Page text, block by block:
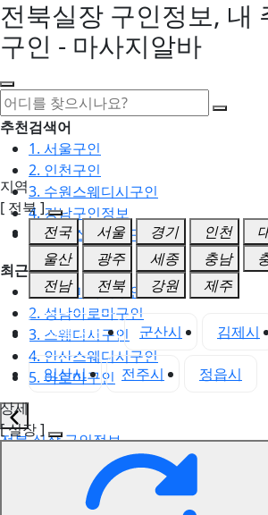
전북실장 구인정보, 내
구인 - 마사지알바
추천검색어
1. 서울구인
2. 인천구인
3. 수원스웨디시구인
4. 강남구인정보
5. 동탄스웨디시구인
최근검색어
1. 일산마사지구인
2. 성남아로마구인
3. 스웨디시구인
4. 안산스웨디시구인
5. 아로마구인
전북 실장 구인정보
지역
[ 전북 ]
전국
서울 경기 인천
울산
광주 세종 충남
전남
전북 강원 제주
전북 전체 군산시 김제시
익산시 전주시
정읍시
상세
[ 실장 ]